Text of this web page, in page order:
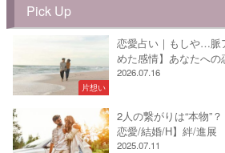
Pick Up
片想い
恋愛占い｜もしや…脈
めた感情】あなたへの
2026.07.16
2人の繋がりは“本物”
恋愛/結婚/H】絆/進展
2025.07.11